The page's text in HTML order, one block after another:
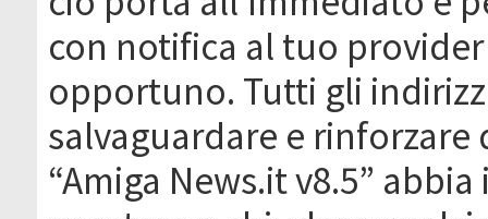
con notifica al tuo
opportuno. Tutti gli
salvaguardare e
“Amiga News.it v8.5”